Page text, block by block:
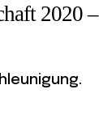
2020 –